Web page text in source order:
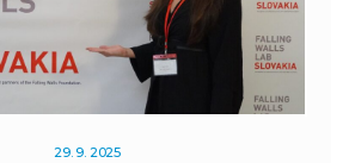
29. 9. 2025